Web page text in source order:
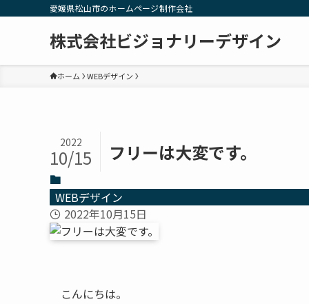
愛媛県松山市のホームページ制作会社
株式会社ビジョナリーデザイン
ホーム WEBデザイン
フリーは大変です。
2022
10/15
WEBデザイン
2022年10月15日
こんにちは。